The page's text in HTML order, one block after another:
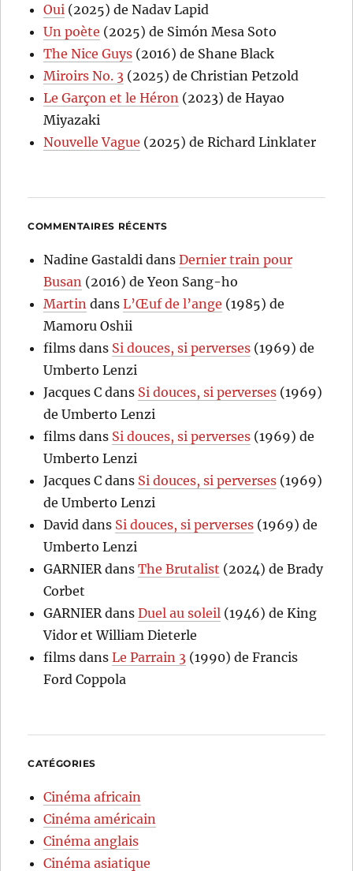
Oui (2025) de Nadav Lapid
Un poète (2025) de Simón Mesa Soto
The Nice Guys (2016) de Shane Black
Miroirs No. 3 (2025) de Christian Petzold
Le Garçon et le Héron (2023) de Hayao
Miyazaki
Nouvelle Vague (2025) de Richard Linklater
COMMENTAIRES RÉCENTS
Nadine Gastaldi dansDernier train pour
Busan (2016) de Yeon Sang-ho
Martin dansL’Œuf de l’ange (1985) de
Mamoru Oshii
films dans Si douces, si perverses (1969) de
Umberto Lenzi
Jacques C dans Si douces, si perverses (1969)
de Umberto Lenzi
films dans Si douces, si perverses (1969) de
Umberto Lenzi
Jacques C dans Si douces, si perverses (1969)
de Umberto Lenzi
David dans Si douces, si perverses (1969) de
Umberto Lenzi
GARNIER dansThe Brutalist (2024) de Brady
Corbet
GARNIER dansDuel au soleil (1946) de King
Vidor et William Dieterle
films dansLe Parrain 3 (1990) de Francis
Ford Coppola
CATÉGORIES
Cinéma africain
Cinéma américain
Cinéma anglais
Cinéma asiatique